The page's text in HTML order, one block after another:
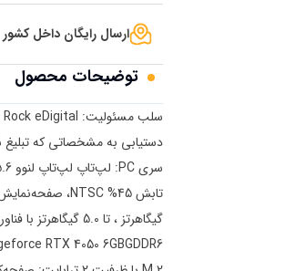
ارسال رایگان داخل کشور
توضیحات محصول
دستیابی به مشخصاتی که